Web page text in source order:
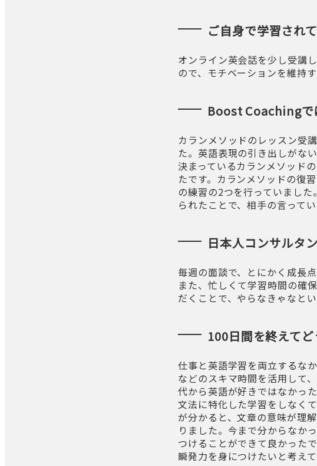
ご自身で学習され
オンライン英会話を少し受講
ので、モチベーションを維持
Boost Coachingで
カランメソッドのレッスン受
た。英語表現の引き出しがな
決まっているカランメソッド
たです。カランメソッドの復
の練習の2つを行っていまし
られたことで、相手の言って
日本人コンサルタ
毎週の面談で、とにかく成長
また、忙しくて学習時間の確
だくことで、やらなきゃなと
100日間を終えて
仕事と英語学習を両立するな
などのスキマ時間を活用して
代から英語が好きではなかっ
文法に特化した学習をしなく
が分かると、文章の意味が理
りました。今まで分からなか
つけることができて良かった
瞬発力を身につけたいと考えて